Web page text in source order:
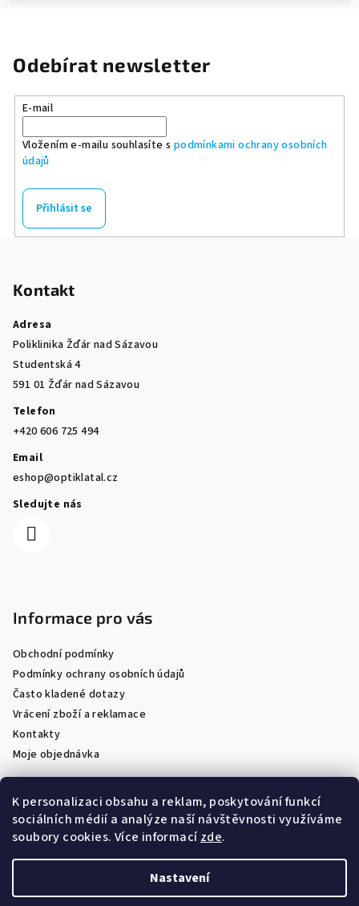
K personalizaci obsahu a reklam, poskytování funkcí
sociálních médií a analýze naší návštěvnosti využíváme
soubory cookies. Více informacízde.
Nastavení
Odebírat newsletter
E-mail
Vložením e-mailu souhlasíte s podmínkami ochrany osobních
údajů
Přihlásit se
Kontakt
Adresa
Poliklinika Žďár nad Sázavou
Studentská 4
591 01 Žďár nad Sázavou
Telefon
+420 606 725 494
Email
eshop@optiklatal.cz
Sledujte nás
Informace pro vás
Obchodní podmínky
Podmínky ochrany osobních údajů
Často kladené dotazy
Vrácení zboží a reklamace
Kontakty
Moje objednávka
Facebook